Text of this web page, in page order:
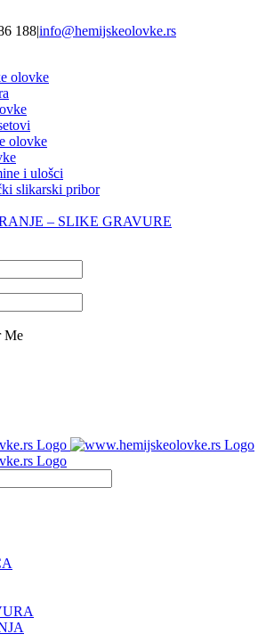
188|info@hemijskeolovke.rs
olovke
olovke
i ulošci
slikarski pribor
– SLIKE GRAVURE
Me